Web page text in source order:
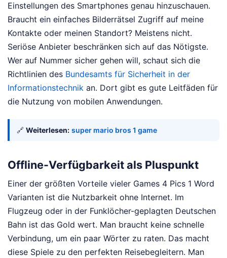
Einstellungen des Smartphones genau hinzuschauen.
Braucht ein einfaches Bilderrätsel Zugriff auf meine
Kontakte oder meinen Standort? Meistens nicht.
Seriöse Anbieter beschränken sich auf das Nötigste.
Wer auf Nummer sicher gehen will, schaut sich die
Richtlinien des Bundesamts für Sicherheit in der
Informationstechnik an. Dort gibt es gute Leitfäden für
die Nutzung von mobilen Anwendungen.
🔗 Weiterlesen: super mario bros 1 game
Offline-Verfügbarkeit als Pluspunkt
Einer der größten Vorteile vieler Games 4 Pics 1 Word
Varianten ist die Nutzbarkeit ohne Internet. Im
Flugzeug oder in der Funklöcher-geplagten Deutschen
Bahn ist das Gold wert. Man braucht keine schnelle
Verbindung, um ein paar Wörter zu raten. Das macht
diese Spiele zu den perfekten Reisebegleitern. Man